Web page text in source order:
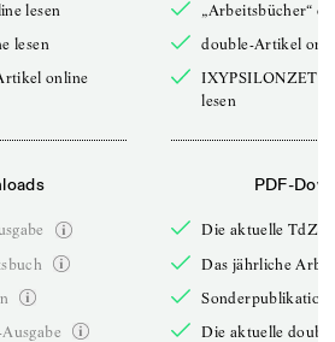
lesen
lesen
online
„Arbeitsbücher“
double-Artikel
lesen
PDF-
Die aktuelle TdZ-
Das jährliche
Die aktuelle